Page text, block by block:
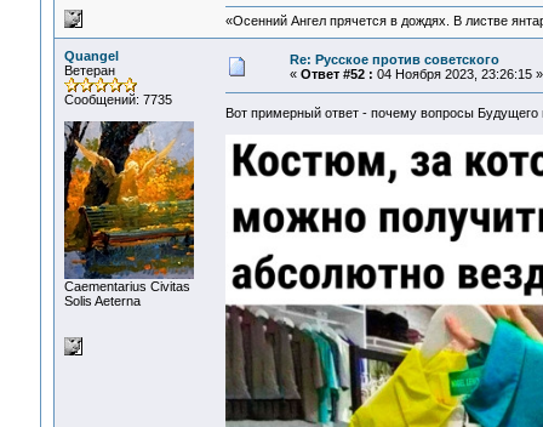
«Осенний Ангел прячется в дождях. В листве
Quangel
Ветеран
Сообщений: 7735
Сaementarius Civitas
Solis Aeterna
Re: Русское против советского
« Ответ #52 : 04 Ноября 2023, 23:26:15 »
Вот примерный ответ - почему вопросы